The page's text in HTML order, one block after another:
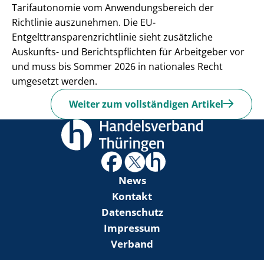
Tarifautonomie vom Anwendungsbereich der
Richtlinie auszunehmen. Die EU-
Entgelttransparenzrichtlinie sieht zusätzliche
Auskunfts- und Berichtspflichten für Arbeitgeber vor
und muss bis Sommer 2026 in nationales Recht
umgesetzt werden.
Weiter zum vollständigen Artikel
News
Kontakt
Datenschutz
Impressum
Verband